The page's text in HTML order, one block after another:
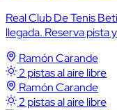
Real Club De Tenis
llegada. Reserva pista
Ramón Carande
2 pistas al aire libre
Ramón Carande
2 pistas al aire libre